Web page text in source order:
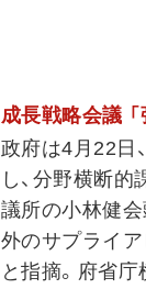
成長戦略会議
政府は4月22日
し、分野横断
議所の小林健
外のサプライア
と指摘。府省